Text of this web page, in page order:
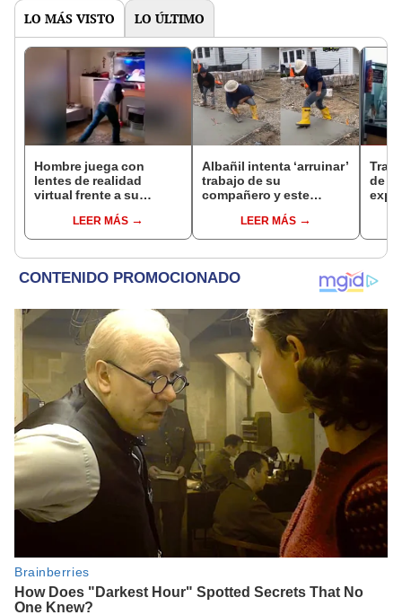
LO MÁS VISTO LO ÚLTIMO
Hombre juega con
lentes de realidad
virtual frente a su
peor [VIDEO]
LEER MÁS
Albañil intenta ‘arruinar’
trabajo de su
compañero y este
respuestaLEER MÁS
de